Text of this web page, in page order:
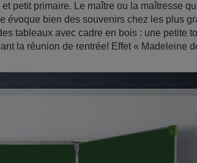
et petit primaire. Le maître ou la maîtresse
bien des souvenirs chez les plus
tableaux avec cadre en bois : une petite
la réunion de rentrée! Effet « Madeleine